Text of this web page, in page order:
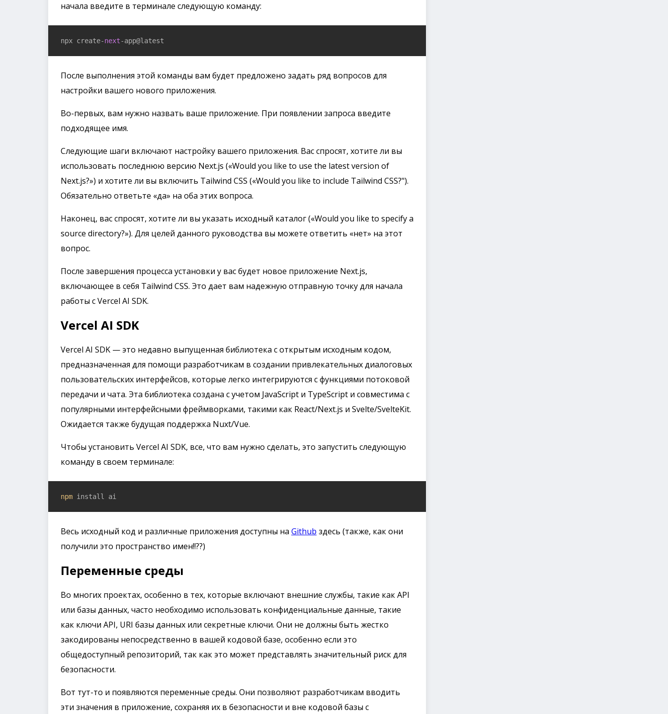
начала введите в терминале следующую команду:
npx create-next-app@latest
После выполнения этой команды вам будет предложено задать ряд вопросов для
настройки вашего нового приложения.
Во-первых, вам нужно назвать ваше приложение. При появлении запроса введите
подходящее имя.
Следующие шаги включают настройку вашего приложения. Вас спросят, хотите ли вы
использовать последнюю версию Next.js («Would you like to use the latest version of
Next.js?») и хотите ли вы включить Tailwind CSS («Would you like to include Tailwind CSS?").
Обязательно ответьте «да» на оба этих вопроса.
Наконец, вас спросят, хотите ли вы указать исходный каталог («Would you like to specify a
source directory?»). Для целей данного руководства вы можете ответить «нет» на этот
вопрос.
После завершения процесса установки у вас будет новое приложение Next.js,
включающее в себя Tailwind CSS. Это дает вам надежную отправную точку для начала
работы с Vercel AI SDK.
Vercel AI SDK
Vercel AI SDK — это недавно выпущенная библиотека с открытым исходным кодом,
предназначенная для помощи разработчикам в создании привлекательных диалоговых
пользовательских интерфейсов, которые легко интегрируются с функциями потоковой
передачи и чата. Эта библиотека создана с учетом JavaScript и TypeScript и совместима с
популярными интерфейсными фреймворками, такими как React/Next.js и Svelte/SvelteKit.
Ожидается также будущая поддержка Nuxt/Vue.
Чтобы установить Vercel AI SDK, все, что вам нужно сделать, это запустить следующую
команду в своем терминале:
npm install ai
Весь исходный код и различные приложения доступны на Github здесь (также, как они
получили это пространство имен!!??)
Переменные среды
Во многих проектах, особенно в тех, которые включают внешние службы, такие как API
или базы данных, часто необходимо использовать конфиденциальные данные, такие
как ключи API, URI базы данных или секретные ключи. Они не должны быть жестко
закодированы непосредственно в вашей кодовой базе, особенно если это
общедоступный репозиторий, так как это может представлять значительный риск для
безопасности.
Вот тут-то и появляются переменные среды. Они позволяют разработчикам вводить
эти значения в приложение, сохраняя их в безопасности и вне кодовой базы с